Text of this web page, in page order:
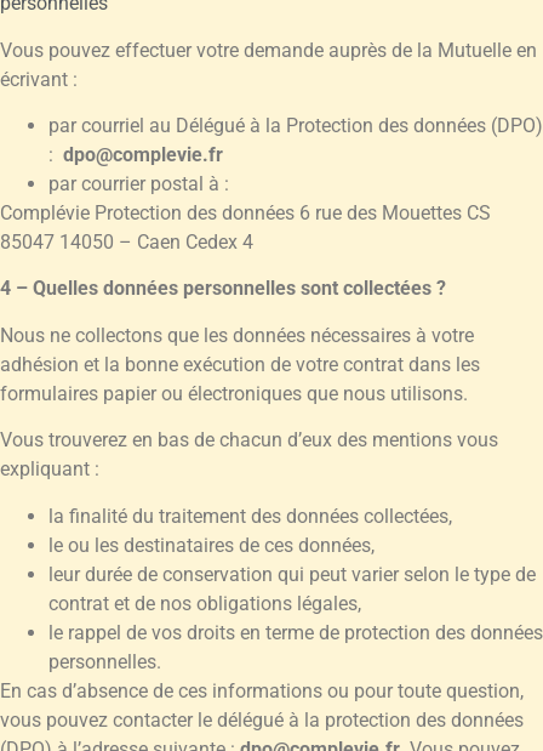
Vous pouvez effectuer votre demande auprès de la Mutuelle en
écrivant :
par courriel au Délégué à la Protection des données (DPO)
: dpo@complevie.fr
par courrier postal à :
Complévie Protection des données 6 rue des Mouettes CS
85047 14050 – Caen Cedex 4
4 – Quelles données personnelles sont collectées ?
Nous ne collectons que les données nécessaires à votre
adhésion et la bonne exécution de votre contrat dans les
formulaires papier ou électroniques que nous utilisons.
Vous trouverez en bas de chacun d’eux des mentions vous
expliquant :
la finalité du traitement des données collectées,
le ou les destinataires de ces données,
leur durée de conservation qui peut varier selon le type de
contrat et de nos obligations légales,
le rappel de vos droits en terme de protection des données
personnelles.
En cas d’absence de ces informations ou pour toute question,
vous pouvez contacter le délégué à la protection des données